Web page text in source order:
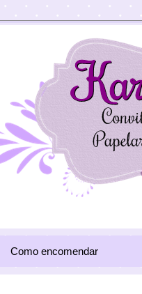
Como encomendar